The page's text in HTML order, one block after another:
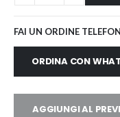
FAI UN ORDINE
ORDINA CON
AGGIUNGI AL